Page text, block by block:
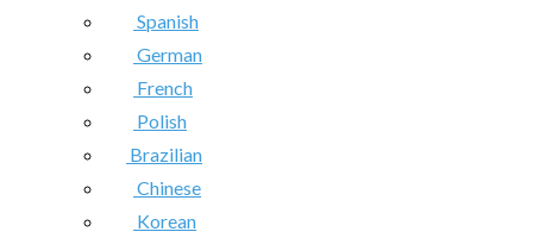
Spanish
German
French
Polish
Brazilian
Chinese
Korean